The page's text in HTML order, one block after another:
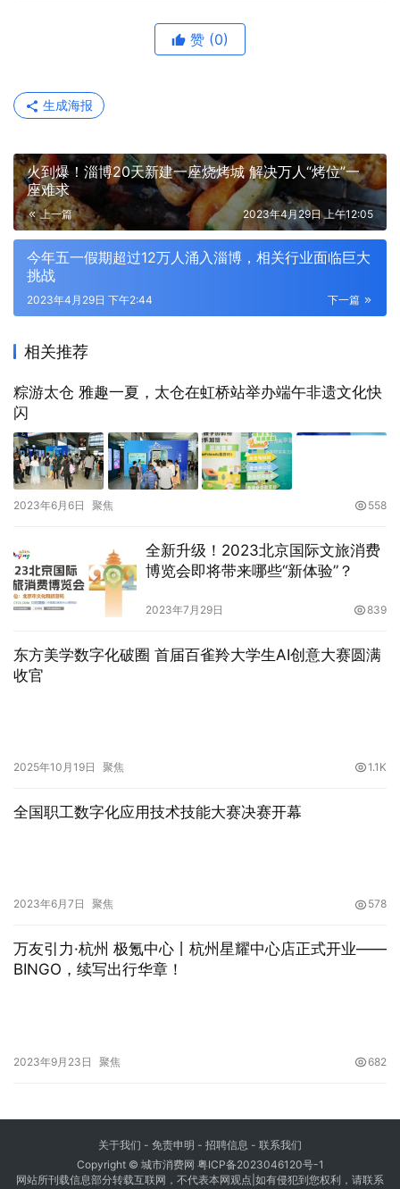
赞 (0)
生成海报
火到爆！淄博20天新建一座烧烤城 解决万人“烤位”一
座难求
上一篇 2023年4月29日 上午12:05
今年五一假期超过12万人涌入淄博，相关行业面临巨大
挑战
下一篇
2023年4月29日 下午2:44
相关推荐
粽游太仓 雅趣一夏，太仓在虹桥站举办端午非遗文化快
闪
2023年6月6日 聚焦 558
全新升级！2023北京国际文旅消费
博览会即将带来哪些“新体验”？
2023年7月29日 839
东方美学数字化破圈 首届百雀羚大学生AI创意大赛圆满
收官
2025年10月19日 聚焦 1.1K
全国职工数字化应用技术技能大赛决赛开幕
2023年6月7日 聚焦 578
万友引力·杭州 极氪中心丨杭州星耀中心店正式开业——
BINGO，续写出行华章！
2023年9月23日 聚焦 682
关于我们 - 免责申明 - 招聘信息 - 联系我们
Copyright © 城市消费网 粤ICP备2023046120号-1
网站所刊载信息部分转载互联网，不代表本网观点|如有侵犯到您权利，请联系